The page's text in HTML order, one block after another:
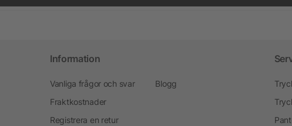
Information
Vanliga frågor och svar
Fraktkostnader
Registrera en retur
Blogg